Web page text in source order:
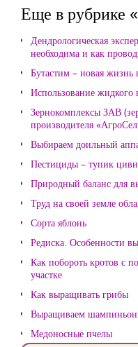
Еще в рубрике
Дендрологическая
необходима и как
Бутастим – новая жизнь
Использование жидкого
Зернокомплексы ЗАВ
производителя
Выбираем доильный
Пестициды – тупик
Природный баланс для
Труд на своей земле
Сорта яблонь
Редиска. Особенности
Как побороть кротов с
участке
Как выращивать грибы
Выращиваем
Медоносные пчелы